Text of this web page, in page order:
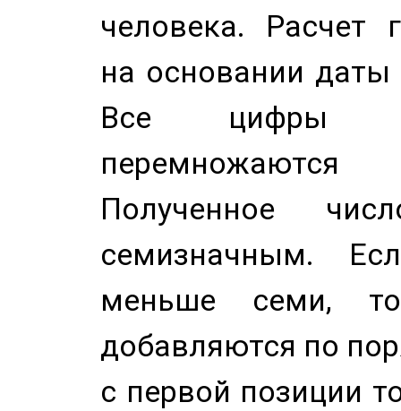
человека. Расчет
на основании
Все цифры
Полученное
семизначным.
меньше семи,
добавляются по
с первой позиции